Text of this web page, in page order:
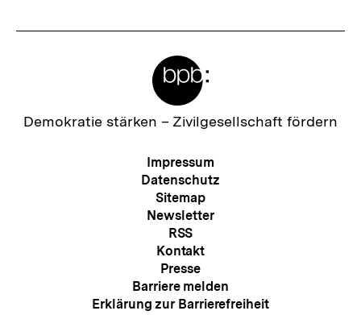
Zur
Demokratie stärken – Zivilgesellschaft fördern
Meta-
Navigation
Impressum
Datenschutz
Sitemap
Newsletter
RSS
Kontakt
Presse
Barriere melden
Erklärung zur Barrierefreiheit